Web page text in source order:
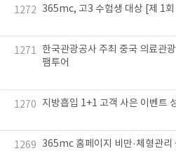
1272 365mc, 고3 수험생 대상 [제 1
1271 한국관광공사 주최 중국 의료관
팸투어
1270 지방흡입 1+1 고객 사은 이벤트
1269 365mc 홈페이지 비만·체형관